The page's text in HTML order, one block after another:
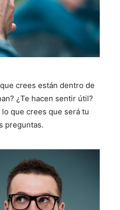
que crees están dentro de
¿Te hacen sentir útil?
que crees que será tu
preguntas.